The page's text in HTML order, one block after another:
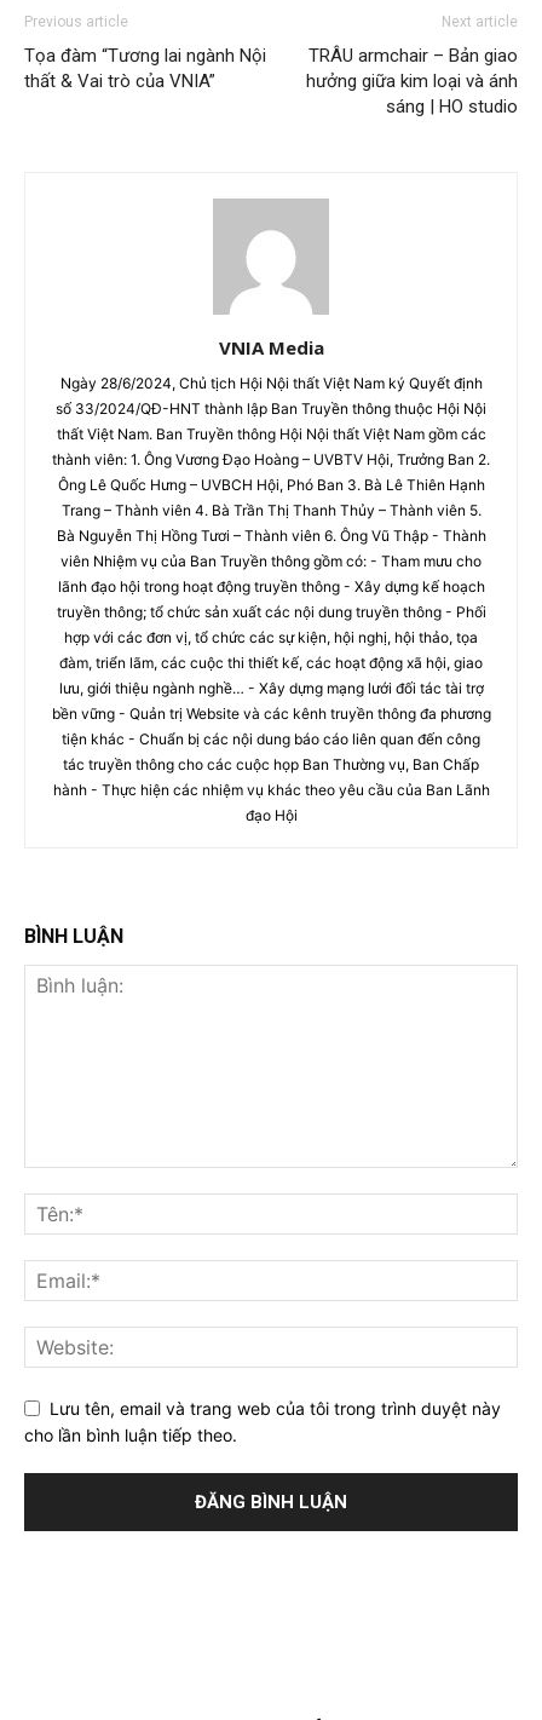
Previous article
Tọa đàm “Tương lai ngành Nội
thất & Vai trò của VNIA”
Next article
TRÂU armchair – Bản giao
hưởng giữa kim loại và ánh
sáng | HO studio
VNIA Media
Ngày 28/6/2024, Chủ tịch Hội Nội thất Việt Nam ký Quyết định
số 33/2024/QĐ-HNT thành lập Ban Truyền thông thuộc Hội Nội
thất Việt Nam. Ban Truyền thông Hội Nội thất Việt Nam gồm các
thành viên: 1. Ông Vương Đạo Hoàng – UVBTV Hội, Trưởng Ban 2.
Ông Lê Quốc Hưng – UVBCH Hội, Phó Ban 3. Bà Lê Thiên Hạnh
Trang – Thành viên 4. Bà Trần Thị Thanh Thủy – Thành viên 5.
Bà Nguyễn Thị Hồng Tươi – Thành viên 6. Ông Vũ Thập - Thành
viên Nhiệm vụ của Ban Truyền thông gồm có: - Tham mưu cho
lãnh đạo hội trong hoạt động truyền thông - Xây dựng kế hoạch
truyền thông; tổ chức sản xuất các nội dung truyền thông - Phối
hợp với các đơn vị, tổ chức các sự kiện, hội nghị, hội thảo, tọa
đàm, triển lãm, các cuộc thi thiết kế, các hoạt động xã hội, giao
lưu, giới thiệu ngành nghề… - Xây dựng mạng lưới đối tác tài trợ
bền vững - Quản trị Website và các kênh truyền thông đa phương
tiện khác - Chuẩn bị các nội dung báo cáo liên quan đến công
tác truyền thông cho các cuộc họp Ban Thường vụ, Ban Chấp
hành - Thực hiện các nhiệm vụ khác theo yêu cầu của Ban Lãnh
đạo Hội
BÌNH LUẬN
Lưu tên, email và trang web của tôi trong trình duyệt này
cho lần bình luận tiếp theo.